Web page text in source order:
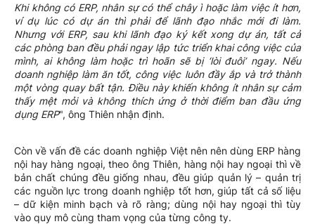
Khi không có ERP, nhân sự có thể chây ì hoặc làm việc ít hơn,
ví dụ lúc có dự án thì phải để lãnh đạo nhắc mới đi làm.
Nhưng với ERP, sau khi lãnh đạo ký kết xong dự án, tất cả
các phòng ban đều phải ngay lập tức triển khai công việc của
mình, ai không làm hoặc trì hoãn sẽ bị ‘lòi đuôi’ ngay. Nếu
doanh nghiệp làm ăn tốt, công việc luôn đầy ắp và trở thành
một vòng quay bất tận. Điều này khiến không ít nhân sự cảm
thấy mệt mỏi và không thích ứng ở thời điểm ban đầu ứng
dụng ERP", ông Thiên nhận định.
Còn về vấn đề các doanh nghiệp Việt nên nên dùng ERP hàng
nội hay hàng ngoại, theo ông Thiên, hàng nội hay ngoại thì về
bản chất chúng đều giống nhau, đều giúp quản lý – quản trị
các nguồn lực trong doanh nghiệp tốt hơn, giúp tất cả số liệu
– dữ kiện minh bạch và rõ ràng; dùng nội hay ngoại thì tùy
vào quy mô cùng tham vọng của từng công ty.